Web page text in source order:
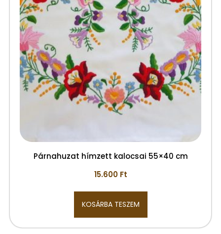
Párnahuzat hímzett kalocsai 55×40 cm
15.600 Ft
KOSÁRBA TESZEM